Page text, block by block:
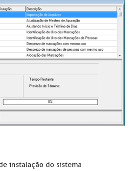
instalação do sistema